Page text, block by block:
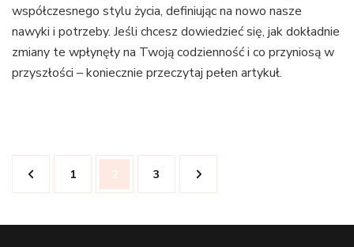
współczesnego stylu życia, definiując na nowo nasze
nawyki i potrzeby. Jeśli chcesz dowiedzieć się, jak dokładnie
zmiany te wpłynęły na Twoją codzienność i co przyniosą w
przyszłości – koniecznie przeczytaj pełen artykuł.
Stronicowanie
wpisów
Strona
1 Strona
2 Strona
3